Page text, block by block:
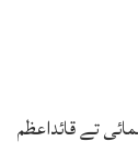
تے قائداعظم